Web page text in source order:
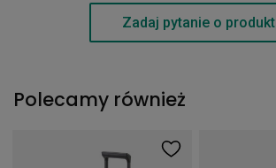
Zadaj pytanie o produkt
Polecamy również